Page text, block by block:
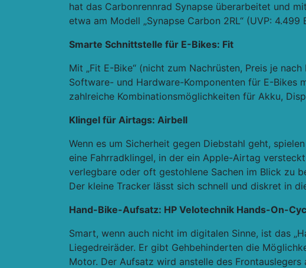
hat das Carbonrennrad Synapse überarbeitet und
etwa am Modell „Synapse Carbon 2RL“ (UVP:
Smarte Schnittstelle für E-Bikes: Fit
Mit „Fit E-Bike“ (nicht zum Nachrüsten, Preis je
Software- und Hardware-Komponenten für E-Bikes
zahlreiche Kombinationsmöglichkeiten für Akku,
Klingel für Airtags: Airbell
Wenn es um Sicherheit gegen Diebstahl geht,
eine Fahrradklingel, in der ein Apple-Airtag
verlegbare oder oft gestohlene Sachen im Blick zu
Der kleine Tracker lässt sich schnell und diskret in
Hand-Bike-Aufsatz: HP Velotechnik Hands-On-
Smart, wenn auch nicht im digitalen Sinne, ist das
Liegedreiräder. Er gibt Gehbehinderten die
Motor. Der Aufsatz wird anstelle des